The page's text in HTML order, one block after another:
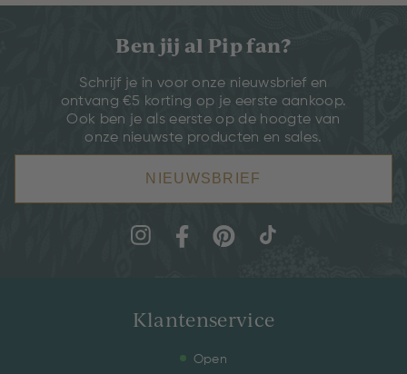
Ben jij al Pip fan?
Schrijf je in voor onze nieuwsbrief en
ontvang €5 korting op je eerste aankoop.
Ook ben je als eerste op de hoogte van
onze nieuwste producten en sales.
NIEUWSBRIEF
Klantenservice
Open